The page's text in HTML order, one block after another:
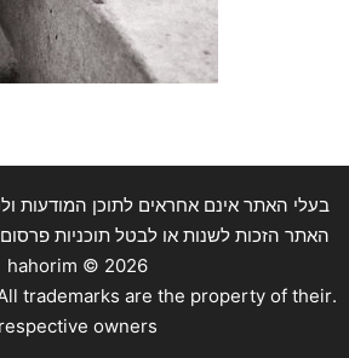
בעלי האתר אינם אחראים לתוכן המודעות
האתר הזכות לשנות או לבטל תוכניות
hahorim © 2026
trademarks are the property of their
respective owners